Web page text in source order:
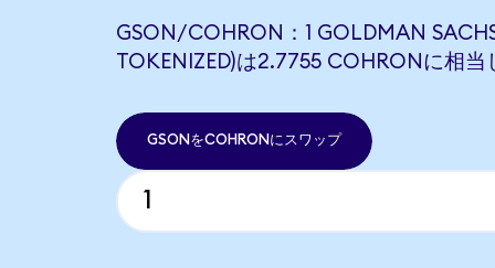
GSON/COHRON：1 GOLDMAN
TOKENIZED)は2.7755 COHRONに相当
GSONをCOHRONにスワップ